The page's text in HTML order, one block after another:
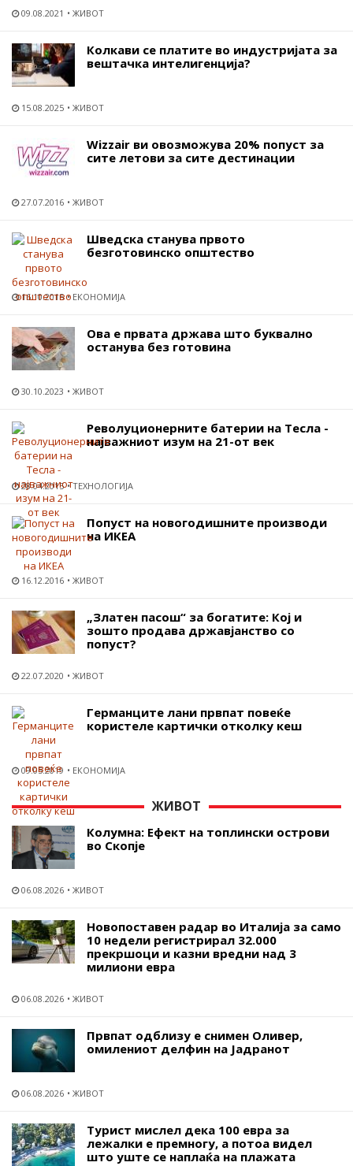
09.08.2021 ЖИВОТ
Колкави се платите во индустријата за
вештачка интелигенција?
15.08.2025 ЖИВОТ
Wizzair ви овозможува 20% попуст за
сите летови за сите дестинации
27.07.2016 ЖИВОТ
Шведска станува првото
безготовинско општество
16.10.2015 ЕКОНОМИЈА
Ова е првата држава што буквално
останува без готовина
30.10.2023 ЖИВОТ
Револуционерните батерии на Тесла -
најважниот изум на 21-от век
28.04.2015 ТЕХНОЛОГИЈА
Попуст на новогодишните производи
на ИКЕА
16.12.2016 ЖИВОТ
„Златен пасош“ за богатите: Кој и
зошто продава државјанство со
попуст?
22.07.2020 ЖИВОТ
Германците лани првпат повеќе
користеле картички отколку кеш
09.05.2019 ЕКОНОМИЈА
ЖИВОТ
Колумна: Ефект на топлински острови
во Скопје
06.08.2026 ЖИВОТ
Новопоставен радар во Италија за само
10 недели регистрирал 32.000
прекршоци и казни вредни над 3
милиони евра
06.08.2026 ЖИВОТ
Првпат одблизу е снимен Оливер,
омилениот делфин на Јадранот
06.08.2026 ЖИВОТ
Турист мислел дека 100 евра за
лежалки е премногу, а потоа видел
што уште се наплаќа на плажата